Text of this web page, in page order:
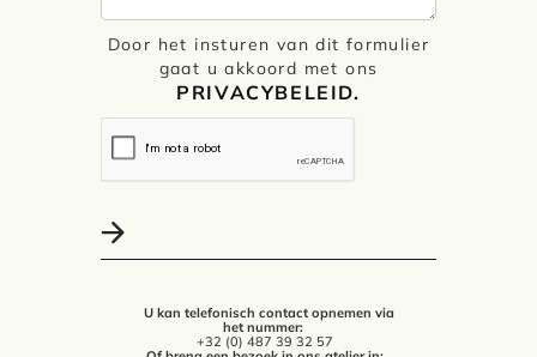
Door het insturen van dit formulier
gaat u akkoord met ons
PRIVACYBELEID.
U kan telefonisch contact opnemen via
het nummer:
+32 (0) 487 39 32 57